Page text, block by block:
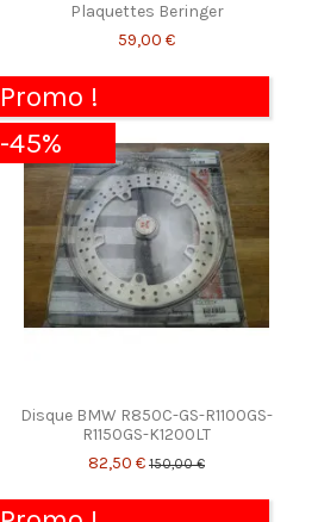
Plaquettes Beringer
59,00 €
Promo !
-45%
Disque BMW R850C-GS-R1100GS-
R1150GS-K1200LT
82,50 € 150,00 €